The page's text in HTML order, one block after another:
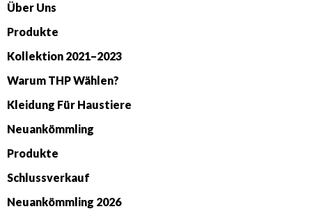
Über Uns
Produkte
Kollektion 2021–2023
Warum THP Wählen?
Kleidung Für Haustiere
Neuankömmling
Produkte
Schlussverkauf
Neuankömmling 2026